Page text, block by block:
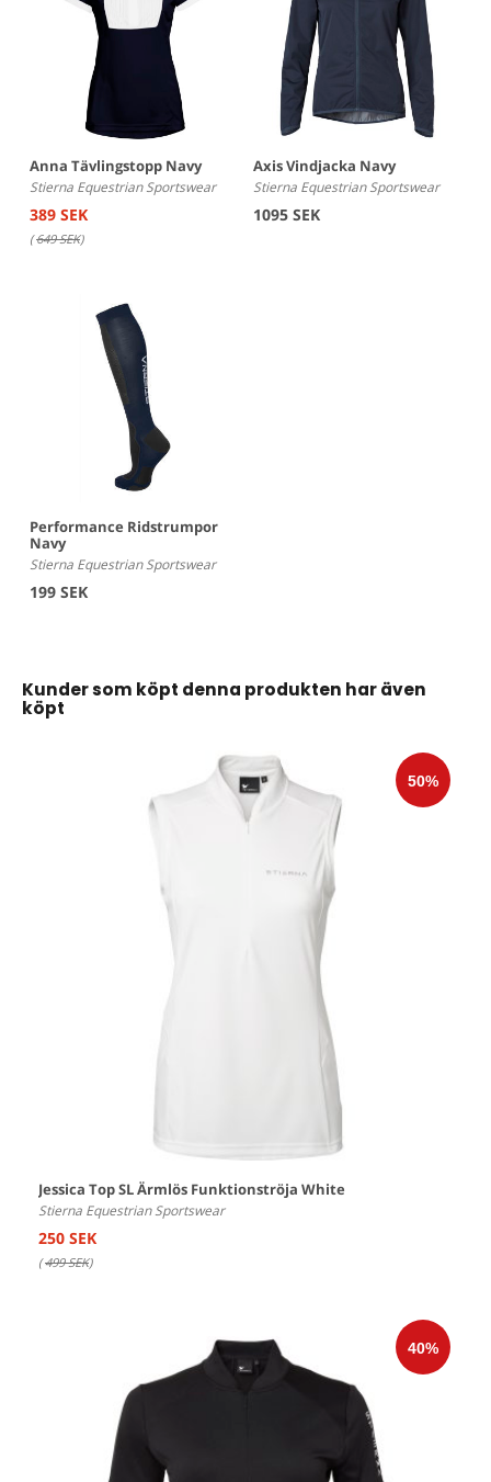
Anna Tävlingstopp Navy
Stierna Equestrian Sportswear
389 SEK
(649 SEK)
Axis Vindjacka Navy
Stierna Equestrian Sportswear
1095 SEK
Performance Ridstrumpor
Navy
Stierna Equestrian Sportswear
199 SEK
Kunder som köpt denna produkten har även
köpt
Jessica Top SL Ärmlös Funktionströja White
Stierna Equestrian Sportswear
250 SEK
(499 SEK)